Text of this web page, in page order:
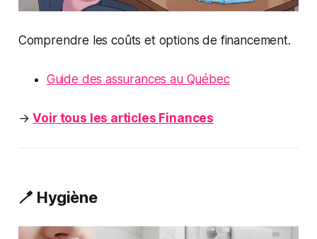
Comprendre les coûts et options de financement.
Guide des assurances au Québec
→Voir tous les articles Finances
🪥 Hygiène